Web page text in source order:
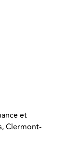
et
Clermont-